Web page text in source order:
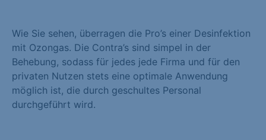
Wie Sie sehen, überragen die Pro’s einer Desinfektion
mit Ozongas. Die Contra’s sind simpel in der
Behebung, sodass für jedes jede Firma und für den
privaten Nutzen stets eine optimale Anwendung
möglich ist, die durch geschultes Personal
durchgeführt wird.
Statistiken (1)
Statistik Cookies erfassen Informationen anonym. Diese
Informationen helfen uns zu verstehen, wie unsere Besucher
unsere Website nutzen. Statistik Cookies erfassen Informationen
anonym. Diese Informationen helfen uns zu verstehen, wie
unsere Besucher unsere Website nutzen.